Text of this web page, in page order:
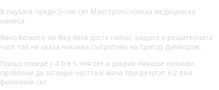
В паузата преди 5-тия сет Маестрото поиска медицинска
намеса .
Явно болките на Фед бяха доста силни, защото в решителната
част той не оказа никаква съпротива на Григор Димитров.
Гришо поведе с 4:0 в 5-тия сет и докрая нямаше никакви
проблеми да затвори частта и мача при резутат 6:2 във
финалния сет